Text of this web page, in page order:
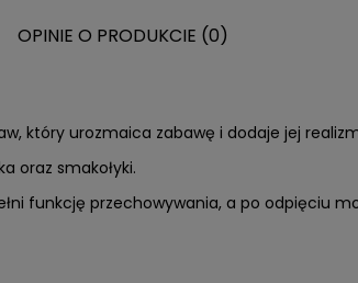
OPINIE O PRODUKCIE (0)
który urozmaica zabawę i dodaje jej
oraz smakołyki.
funkcję przechowywania, a po odpięciu